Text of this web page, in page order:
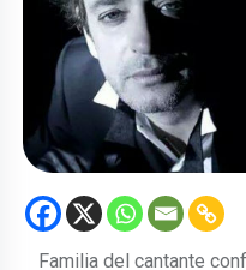
Familia del cantante